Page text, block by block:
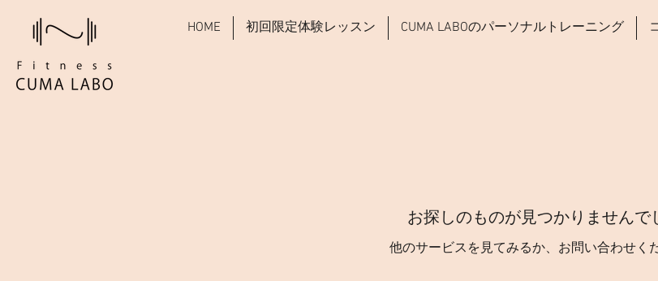
HOME 初回限定体験レッスン CUMA LABOのパーソナルトレーニング
お探しのものが見つかりませんで
他のサービスを見てみるか、お問い合わせく